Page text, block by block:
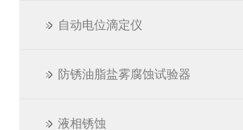
自动电位滴定仪
防锈油脂盐雾腐蚀试验器
液相锈蚀